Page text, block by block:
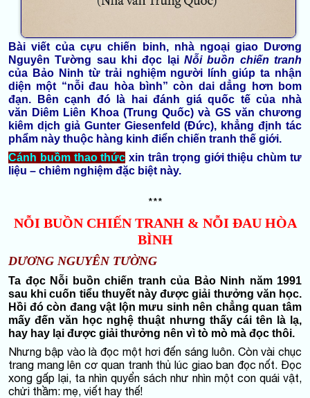
Bài viết của cựu chiến binh, nhà ngoại giao
Dương
Nguyên Tường sau khi đọc lạiNỗi buồn chiến tranh
của Bảo Ninh từ trải nghiệm người lính giúp ta nhận
diện một “nỗi đau hòa bình” còn dai dẳng hơn bom
đạn. Bên cạnh đó là hai đánh giá quốc tế của nhà
văn Diêm Liên Khoa(Trung Quốc) và GS văn chương
kiêm dịch giả Gunter Giesenfeld (Đức), khẳng định tác
phẩm này thuộc hàng kinh điển chiến tranh thế giới.
Cánh buồm thao thức xin trân trọng giới thiệu chùm tư
liệu – chiêm nghiệm đặc biệt này.
***
NỖI BUỒN CHIẾN TRANH & NỖI ĐAU HÒA
BÌNH
DƯƠNG NGUYÊN TƯỜNG
Ta đọc Nỗi buồn chiến tranh của Bảo Ninh năm 1991
sau khi cuốn tiểu thuyết này được giải thưởng văn học.
Hồi đó còn đang vật lộn mưu sinh nên chẳng quan tâm
mấy đến văn học nghệ thuật nhưng thấy cái tên là lạ,
hay hay lại được giải thưởng nên vì tò mò mà đọc thôi.
Nhưng bập vào là đọc một hơi đến sáng luôn. Còn vài chục
trang mang lên cơ quan tranh thủ lúc giao ban đọc nốt. Đọc
xong gấp lại, ta nhìn quyển sách như nhìn một con quái vật,
chửi thầm: mẹ, viết hay thế!